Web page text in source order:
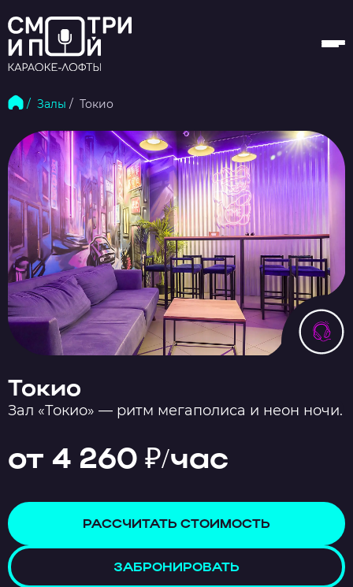
/ Залы / Токио
Токио
Зал «Токио» — ритм мегаполиса и неон ночи.
от 4 260 ₽/час
РАССЧИТАТЬ СТОИМОСТЬ
ЗАБРОНИРОВАТЬ